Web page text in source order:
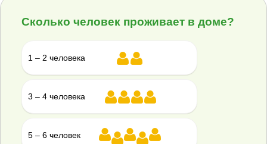
Проживание: 20 человек
Объем переработки: 4 м3
Отвод стоков:
Сколько человек проживает в доме?
1 – 2 человека
3 – 4 человека
5 – 6 человек